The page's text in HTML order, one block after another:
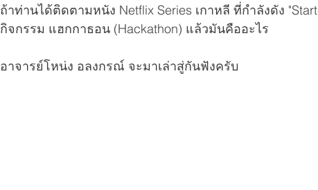
ถ้าท่านได้ติดตามหนัง Netflix Series เกาหลี ที่กำลังดัง
กิจกรรม แฮกกาธอน (Hackathon) แล้วมันคืออะไร
อาจารย์โหน่ง อลงกรณ์ จะมาเล่าสู่กันฟังครับ